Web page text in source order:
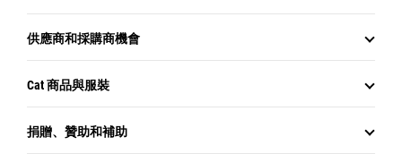
供應商和採購商機會
Cat 商品與服裝
捐贈、贊助和補助